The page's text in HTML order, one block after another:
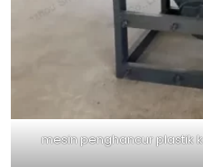
mesin penghancur plastik